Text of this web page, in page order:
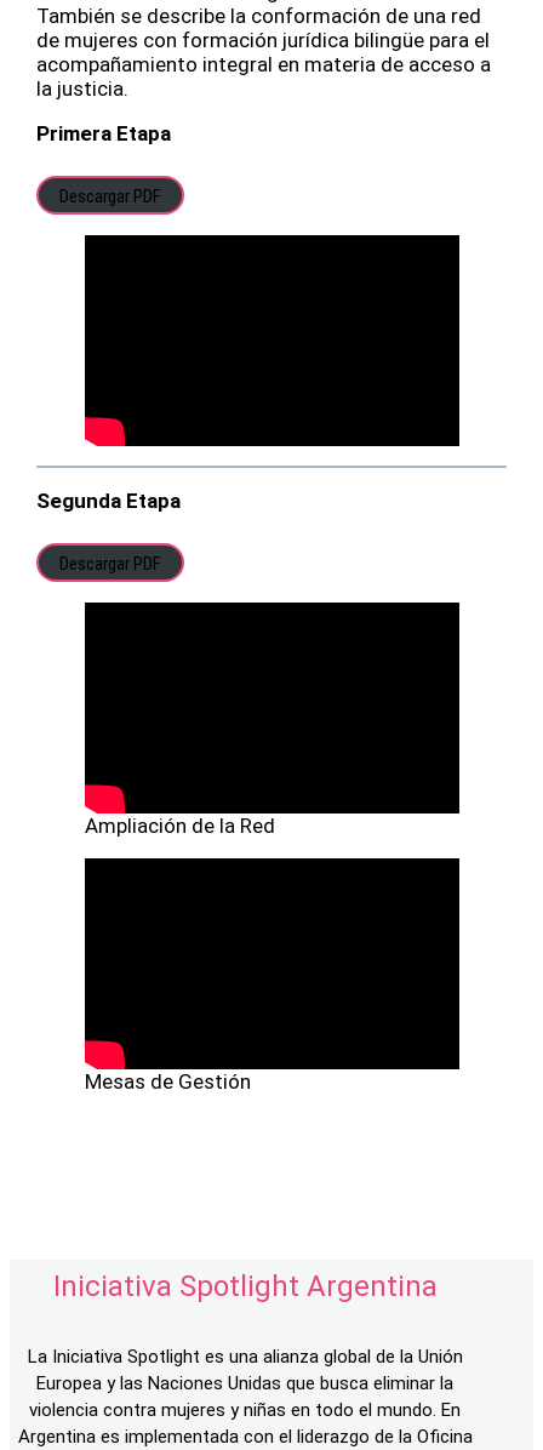
También se describe la conformación de una red
de mujeres con formación jurídica bilingüe para el
acompañamiento integral en materia de acceso a
la justicia.
Primera Etapa
Descargar PDF
Segunda Etapa
Descargar PDF
Ampliación de la Red
Mesas de Gestión
Iniciativa Spotlight Argentina
La Iniciativa Spotlight es una alianza global de la Unión
Europea y las Naciones Unidas que busca eliminar la
violencia contra mujeres y niñas en todo el mundo. En
Argentina es implementada con el liderazgo de la Oficina